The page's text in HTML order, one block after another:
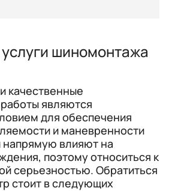
шиномонтажа
качественные
являются
для обеспечения
и маневренности
напрямую влияют на
поэтому относиться к
серьезностью. Обратиться
стоит в следующих